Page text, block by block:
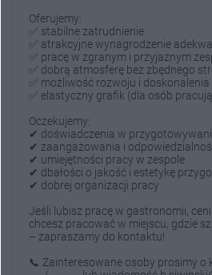
Oferujemy:
✅ stabilne zatrudnienie
✅ atrakcyjne wynagrodzenie
✅ pracę w zgranym i przyjaznym
✅ dobrą atmosferę bez zbędnego
✅ możliwość rozwoju i
✅ elastyczny grafik (dla osób
Oczekujemy:
✔ doświadczenia w
✔ zaangażowania i
✔ umiejętności pracy w zespole
✔ dbałości o jakość i estetykę
✔ dobrej organizacji pracy
Jeśli lubisz pracę w gastronomii,
chcesz pracować w miejscu, gdzie
– zapraszamy do kontaktu!
📞 Zainteresowane osoby prosimy o